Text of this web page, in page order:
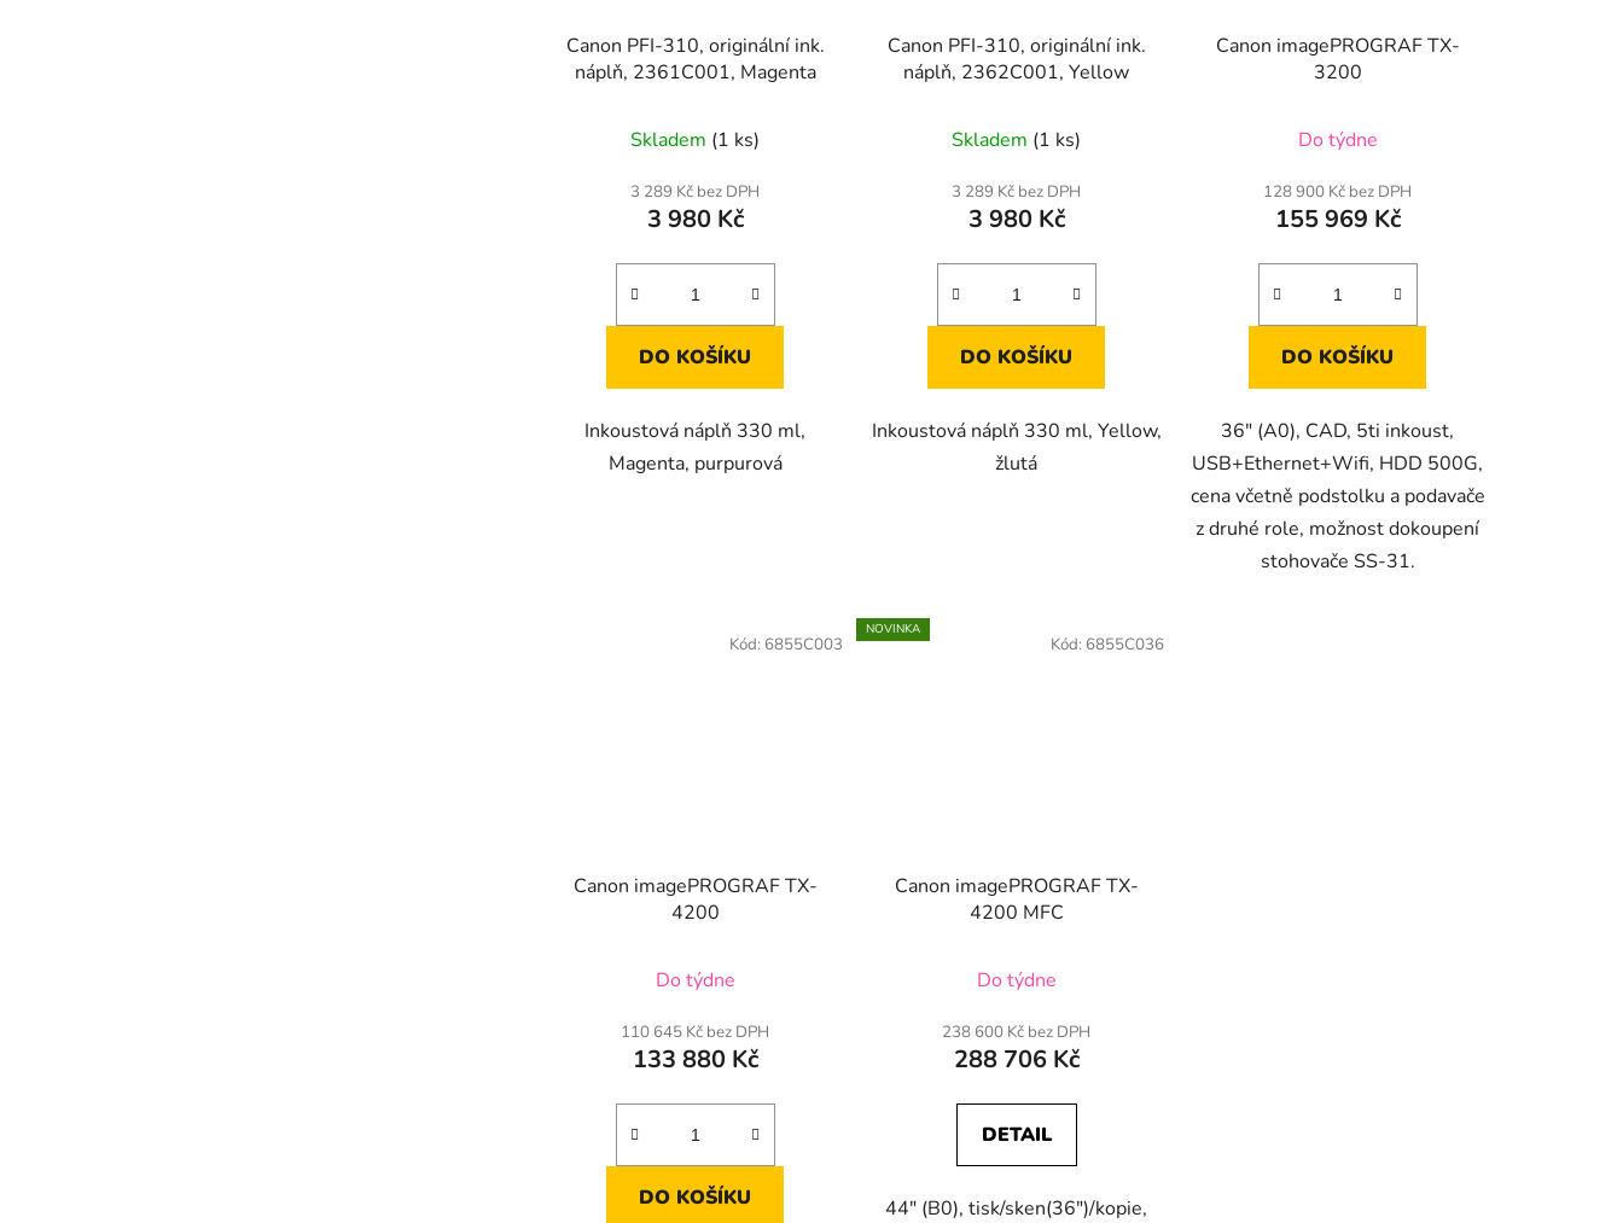
Canon PFI-310, originální ink.
náplň, 2361C001, Magenta
Skladem (1 ks)
3 289 Kč bez DPH
3 980 Kč
DO KOŠÍKU
Inkoustová náplň 330 ml,
Magenta, purpurová
Canon PFI-310, originální ink.
náplň, 2362C001, Yellow
Skladem (1 ks)
3 289 Kč bez DPH
3 980 Kč
DO KOŠÍKU
Inkoustová náplň 330 ml, Yellow,
žlutá
Canon imagePROGRAF TX-
3200
Do týdne
128 900 Kč bez DPH
155 969 Kč
DO KOŠÍKU
36" (A0), CAD, 5ti inkoust,
USB+Ethernet+Wifi, HDD 500G,
cena včetně podstolku a podavače
z druhé role, možnost dokoupení
stohovače SS-31.
Canon imagePROGRAF TX-
4200
Do týdne
110 645 Kč bez DPH
133 880 Kč
DO KOŠÍKU
Kód: 6855C003
NOVINKA
Canon imagePROGRAF TX-
4200 MFC
Do týdne
238 600 Kč bez DPH
288 706 Kč
DETAIL
44" (B0), tisk/sken(36")/kopie,
Kód: 6855C036